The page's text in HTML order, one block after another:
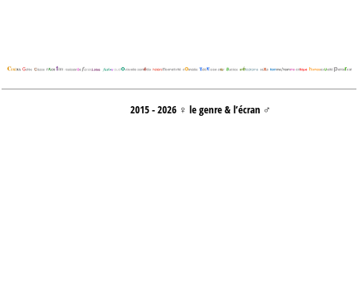
2015 - 2026 ♀ le genre & l’écran ♂